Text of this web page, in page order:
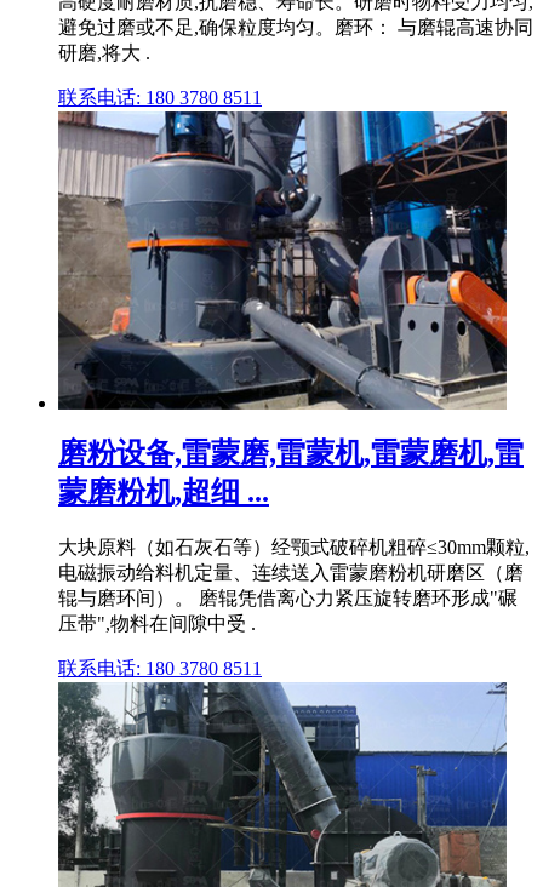
避免过磨或不足,确保粒度均匀。磨环： 与磨辊高速协同
研磨,将大 .
联系电话: 180 3780 8511
磨粉设备,雷蒙磨,雷蒙机,雷蒙磨机,雷
蒙磨粉机,超细 ...
大块原料（如石灰石等）经颚式破碎机粗碎≤30mm颗粒,
电磁振动给料机定量、连续送入雷蒙磨粉机研磨区（磨
辊与磨环间）。 磨辊凭借离心力紧压旋转磨环形成"碾
压带",物料在间隙中受 .
联系电话: 180 3780 8511